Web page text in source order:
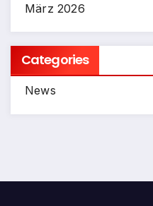
März 2026
Categories
News